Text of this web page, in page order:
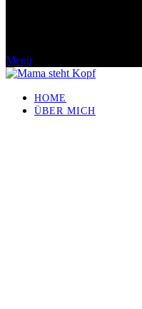
Menü
HOME
ÜBER MICH